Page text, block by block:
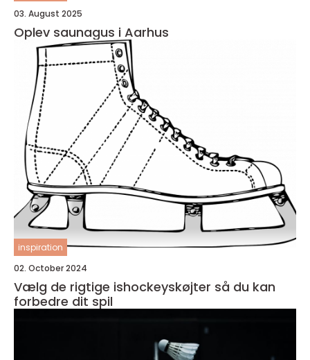
03. August 2025
Oplev saunagus i Aarhus
inspiration
02. October 2024
Vælg de rigtige ishockeyskøjter så du kan
forbedre dit spil